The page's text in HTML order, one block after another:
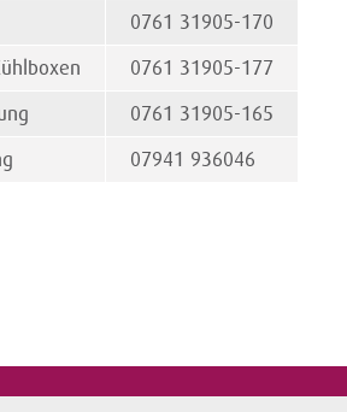
0761 31905-170
0761 31905-177
0761 31905-165
07941 936046